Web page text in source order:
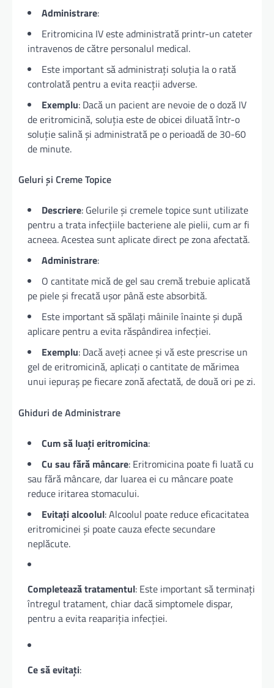
Administrare:
Eritromicina IV este administrată printr-un cateter
intravenos de către personalul medical.
Este important să administrați soluția la o rată
controlată pentru a evita reacții adverse.
Exemplu: Dacă un pacient are nevoie de o doză IV
de eritromicină, soluția este de obicei diluată într-o
soluție salină și administrată pe o perioadă de 30-60
de minute.
Geluri și Creme Topice
Descriere: Gelurile și cremele topice sunt utilizate
pentru a trata infecțiile bacteriene ale pielii, cum ar fi
acneea. Acestea sunt aplicate direct pe zona afectată.
Administrare:
O cantitate mică de gel sau cremă trebuie aplicată
pe piele și frecată ușor până este absorbită.
Este important să spălați mâinile înainte și după
aplicare pentru a evita răspândirea infecției.
Exemplu: Dacă aveți acnee și vă este prescrise un
gel de eritromicină, aplicați o cantitate de mărimea
unui iepuraș pe fiecare zonă afectată, de două ori pe zi.
Ghiduri de Administrare
Cum să luați eritromicina:
Cu sau fără mâncare: Eritromicina poate fi luată cu
sau fără mâncare, dar luarea ei cu mâncare poate
reduce iritarea stomacului.
Evitați alcoolul: Alcoolul poate reduce eficacitatea
eritromicinei și poate cauza efecte secundare
neplăcute.
Completează tratamentul: Este important să terminați
întregul tratament, chiar dacă simptomele dispar,
pentru a evita reapariția infecției.
Ce să evitați: